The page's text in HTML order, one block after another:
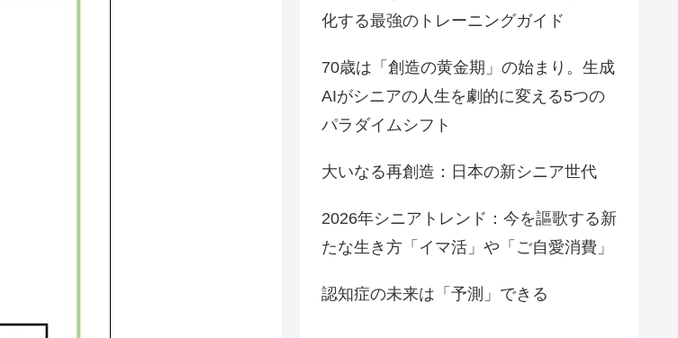
化する最強のトレーニングガイド
70歳は「創造の黄金期」の始まり。生成
AIがシニアの人生を劇的に変える5つの
パラダイムシフト
大いなる再創造：日本の新シニア世代
2026年シニアトレンド：今を謳歌する新
たな生き方「イマ活」や「ご自愛消費」
認知症の未来は「予測」できる